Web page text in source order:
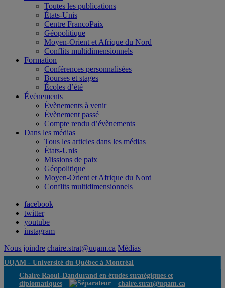
Toutes les publications
États-Unis
Centre FrancoPaix
Géopolitique
Moyen-Orient et Afrique du Nord
Conflits multidimensionnels
Formation
Conférences personnalisées
Bourses et stages
Écoles d’été
Évènements
Évènements à venir
Évènement passé
Compte rendu d’évènements
Dans les médias
Tous les articles dans les médias
États-Unis
Missions de paix
Géopolitique
Moyen-Orient et Afrique du Nord
Conflits multidimensionnels
facebook
twitter
youtube
instagram
Nous joindre chaire.strat@uqam.ca Médias
UQAM - Université du Québec à Montréal
Chaire Raoul-Dandurand en études stratégiques et
diplomatiques
chaire.strat@uqam.ca